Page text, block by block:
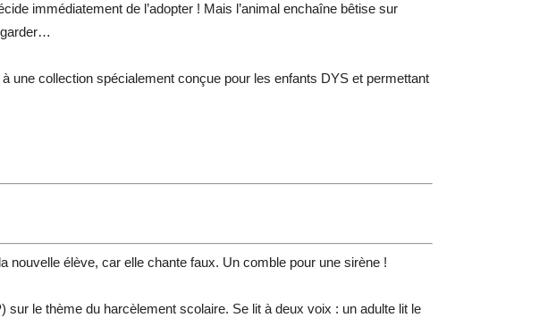
immédiatement de l’adopter ! Mais l’animal enchaîne bêtise sur
garder…
une collection spécialement conçue pour les enfants DYS et permettant
nouvelle élève, car elle chante faux. Un comble pour une sirène !
le thème du harcèlement scolaire. Se lit à deux voix : un adulte lit le